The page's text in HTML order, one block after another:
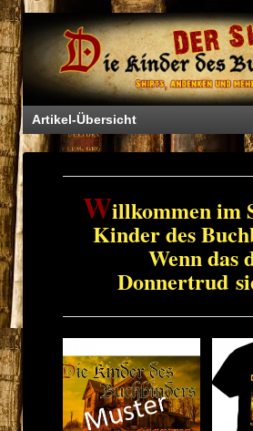
Artikel-Übersicht
Willkommen im
Kinder des
Wenn das
Donnertrud